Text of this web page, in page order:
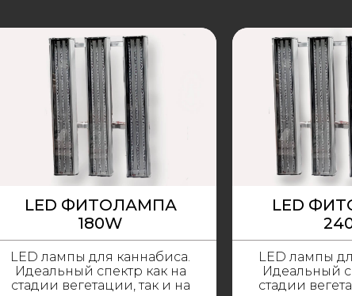
LED ФИТОЛАМПА
180W
LED лампы для каннабиса.
Идеальный спектр как на
стадии вегетации, так и на
LED
LED лампы
Идеальный
стадии